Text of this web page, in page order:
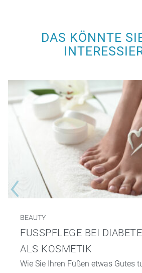
DAS KÖNNTE
BEAUTY
FUSSPFLEGE BEI
LS KOSMETIK
Wie Sie Ihren Füßen etwas Gutes